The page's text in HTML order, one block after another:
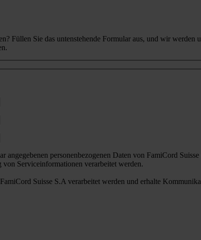
Füllen Sie das untenstehende Formular aus, und wir
angegebenen personenbezogenen Daten von FamiCord
Serviceinformationen verarbeitet werden.
Suisse S.A verarbeitet werden und erhalte